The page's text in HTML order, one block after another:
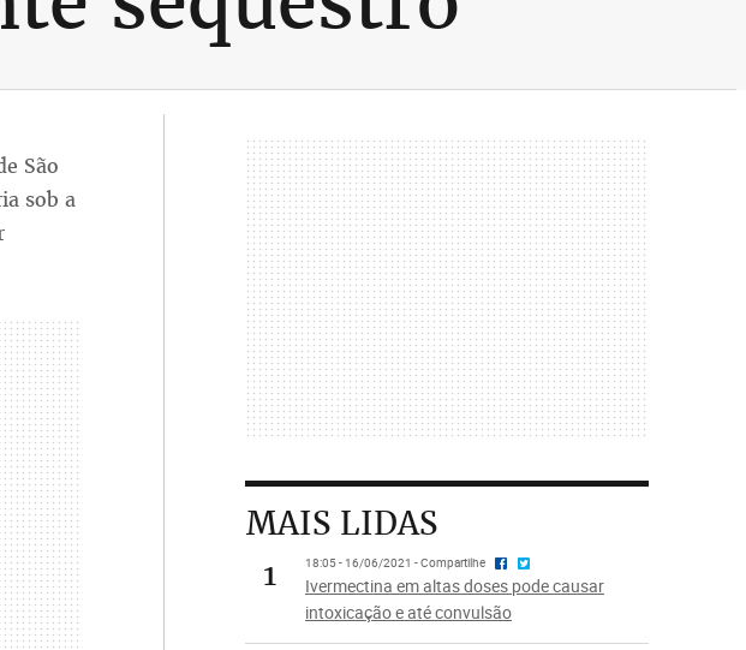
São
sob a
MAIS LIDAS
1
18:05 - 16/06/2021 - Compartilhe
Ivermectina em altas doses pode causar
intoxicação e até convulsão